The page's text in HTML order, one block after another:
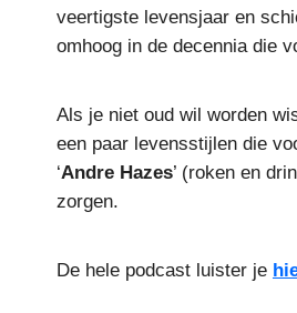
veertigste levensjaar en
omhoog in de decennia die
Als je niet oud wil worden
een paar levensstijlen die
‘Andre Hazes’ (roken en
zorgen.
De hele podcast luister je